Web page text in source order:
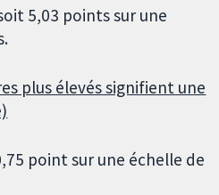
5,03 points sur une
plus élevés signifient une
point sur une échelle de